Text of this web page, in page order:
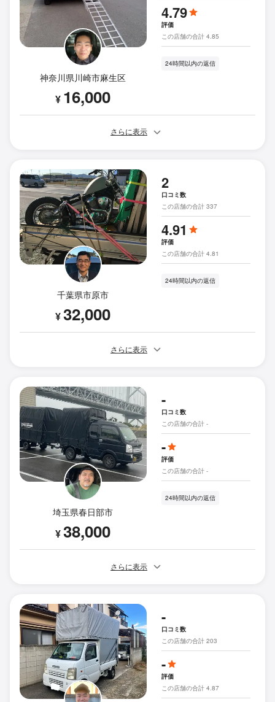
神奈川県川崎市麻生区
¥ 16,000
4.79
評価
この店舗の合計 4.85
24時間以内の返信
さらに表示
千葉県市原市
¥32,000
2
口コミ数
この店舗の合計 337
4.91
評価
この店舗の合計 4.81
24時間以内の返信
さらに表示
埼玉県春日部市
¥38,000
-
口コミ数
この店舗の合計 -
-
評価
この店舗の合計 -
24時間以内の返信
さらに表示
-
口コミ数
この店舗の合計 203
-
評価
この店舗の合計 4.87